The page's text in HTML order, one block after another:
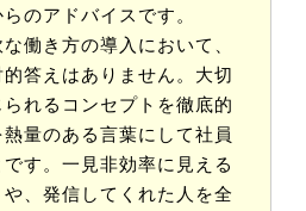
のアドバイスです。
働き方の導入において、
答えはありません。大切
れるコンセプトを徹底的
量のある言葉にして社員
す。一見非効率に見える
、発信してくれた人を全